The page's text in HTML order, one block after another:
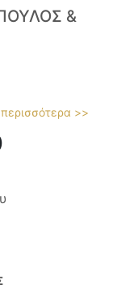
&
περισσότερα >>